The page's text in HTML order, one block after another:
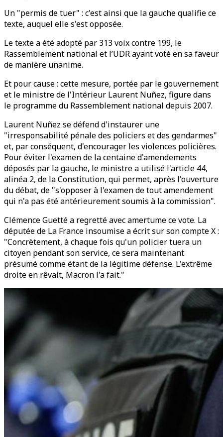
Un "permis de tuer" : c'est ainsi que la gauche qualifie ce
texte, auquel elle s'est opposée.
Le texte a été adopté par 313 voix contre 199, le
Rassemblement national et l’UDR ayant voté en sa faveur
de manière unanime.
Et pour cause : cette mesure, portée par le gouvernement
et le ministre de l'Intérieur Laurent Nuñez, figure dans
le programme du Rassemblement national depuis 2007.
Laurent Nuñez se défend d'instaurer une
"irresponsabilité pénale des policiers et des gendarmes"
et, par conséquent, d'encourager les violences policières.
Pour éviter l'examen de la centaine d'amendements
déposés par la gauche, le ministre a utilisé l'article 44,
alinéa 2, de la Constitution, qui permet, après l'ouverture
du débat, de "s'opposer à l'examen de tout amendement
qui n'a pas été antérieurement soumis à la commission".
Clémence Guetté a regretté avec amertume ce vote. La
députée de La France insoumise a écrit sur son compte X :
"Concrètement, à chaque fois qu'un policier tuera un
citoyen pendant son service, ce sera maintenant
présumé comme étant de la légitime défense. L'extrême
droite en rêvait, Macron l'a fait."